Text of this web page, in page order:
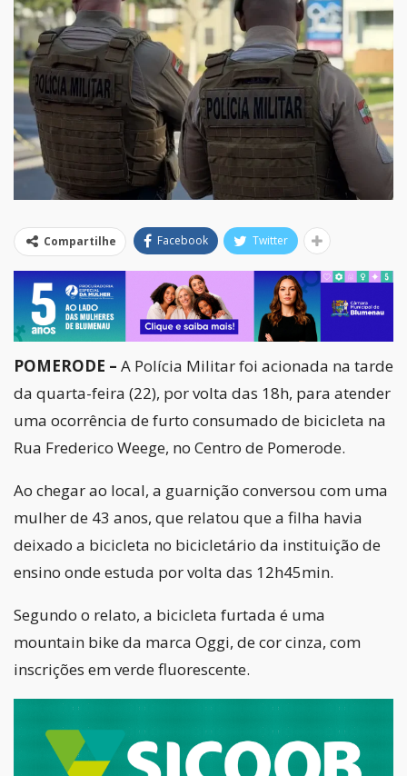
Compartilhe Facebook Twitter
POMERODE – A Polícia Militar foi acionada na tarde
da quarta-feira (22), por volta das 18h, para atender
uma ocorrência de furto consumado de bicicleta na
Rua Frederico Weege, no Centro de Pomerode.
Ao chegar ao local, a guarnição conversou com uma
mulher de 43 anos, que relatou que a filha havia
deixado a bicicleta no bicicletário da instituição de
ensino onde estuda por volta das 12h45min.
Segundo o relato, a bicicleta furtada é uma
mountain bike da marca Oggi, de cor cinza, com
inscrições em verde fluorescente.